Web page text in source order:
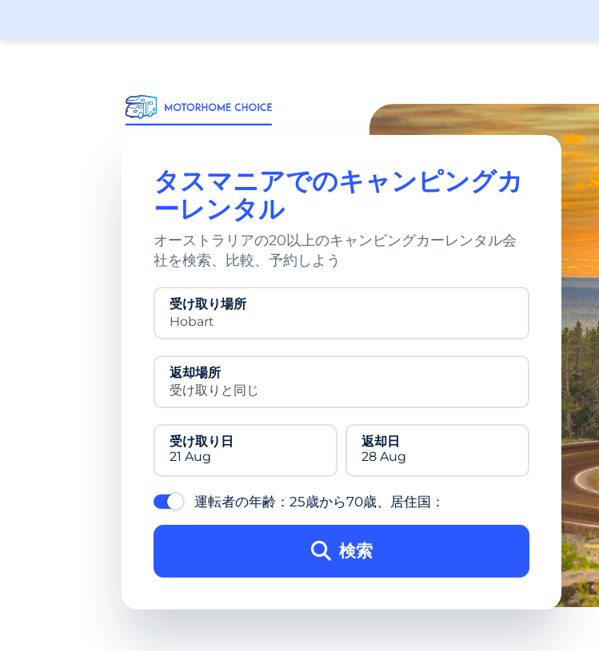
タスマニアでのキャンピングカ
ーレンタル
オーストラリアの20以上のキャンピングカーレンタル会
社を検索、比較、予約しよう
受け取り場所
Hobart
返却場所
受け取りと同じ
受け取り日
21 Aug
返却日
28 Aug
運転者の年齢：25歳から70歳、居住国：
検索